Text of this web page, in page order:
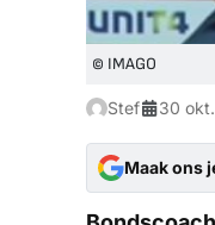
© IMAGO
Stef 30
Maak ons